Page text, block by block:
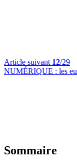
Article suivant 12/29
NUMÉRIQUE : les
Sommaire